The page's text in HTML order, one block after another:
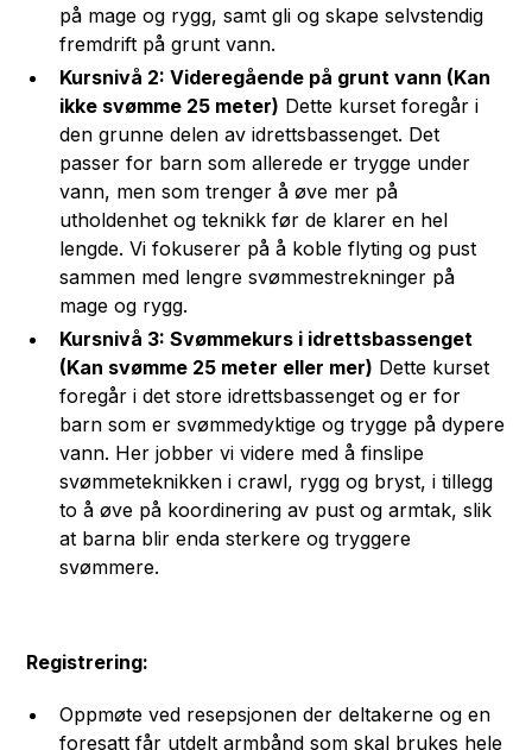
på mage og rygg, samt gli og skape selvstendig
fremdrift på grunt vann.
Kursnivå 2: Videregående på grunt vann (Kan
ikke svømme 25 meter) Dette kurset foregår i
den grunne delen av idrettsbassenget. Det
passer for barn som allerede er trygge under
vann, men som trenger å øve mer på
utholdenhet og teknikk før de klarer en hel
lengde. Vi fokuserer på å koble flyting og pust
sammen med lengre svømmestrekninger på
mage og rygg.
Kursnivå 3: Svømmekurs i idrettsbassenget
(Kan svømme 25 meter eller mer) Dette kurset
foregår i det store idrettsbassenget og er for
barn som er svømmedyktige og trygge på dypere
vann. Her jobber vi videre med å finslipe
svømmeteknikken i crawl, rygg og bryst, i tillegg
to å øve på koordinering av pust og armtak, slik
at barna blir enda sterkere og tryggere
svømmere.
Registrering:
Oppmøte ved resepsjonen der deltakerne og en
foresatt får utdelt armbånd som skal brukes hele